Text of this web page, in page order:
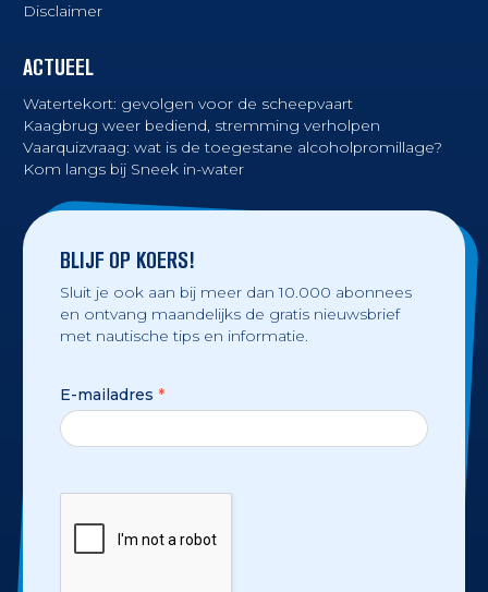
Disclaimer
ACTUEEL
Watertekort: gevolgen voor de scheepvaart
Kaagbrug weer bediend, stremming verholpen
Vaarquizvraag: wat is de toegestane alcoholpromillage?
Kom langs bij Sneek in-water
BLIJF OP KOERS!
Sluit je ook aan bij meer dan 10.000 abonnees
en ontvang maandelijks de gratis nieuwsbrief
met nautische tips en informatie.
E-mailadres *